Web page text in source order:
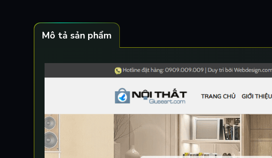
Mô tả sản phẩm